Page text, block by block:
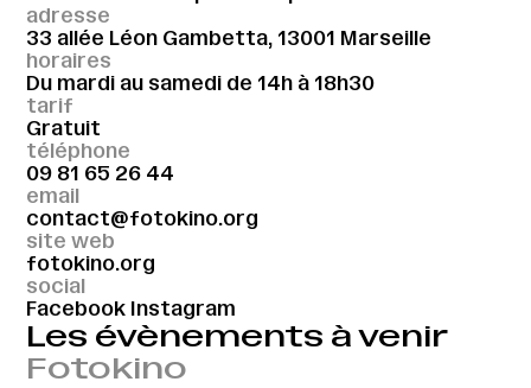
adresse
33 allée Léon Gambetta, 13001 Marseille
horaires
Du mardi au samedi de 14h à 18h30
tarif
Gratuit
téléphone
09 81 65 26 44
email
contact@fotokino.org
site web
fotokino.org
social
Facebook Instagram
Les évènements à venir
Fotokino